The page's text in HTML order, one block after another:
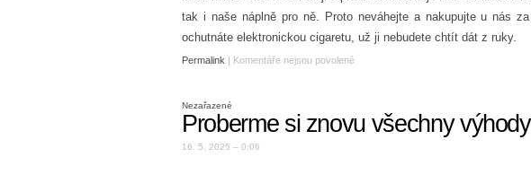
tak i naše náplně pro ně. Proto neváhejte a nakupujte u nás
ochutnáte elektronickou cigaretu, už ji nebudete chtít dát z ruky.
Permalink Komentáře nejsou povolené
Nezařazené
Proberme si znovu všechny výhody
16. 5. 2025 – 0:06